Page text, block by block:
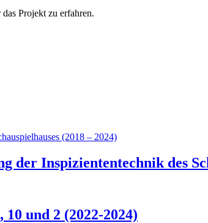
Projekt zu erfahren.
der Inspiziententechnik des
und 2 (2022-2024)